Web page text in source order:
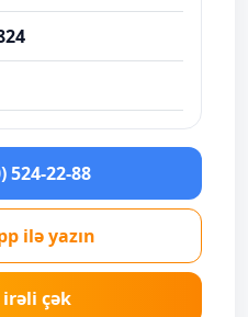
524-22-88
ilə yazın
çək